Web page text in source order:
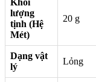
lượng
tịnh (Hệ
Mét)
20 g
Dạng vật
lý
Lỏng